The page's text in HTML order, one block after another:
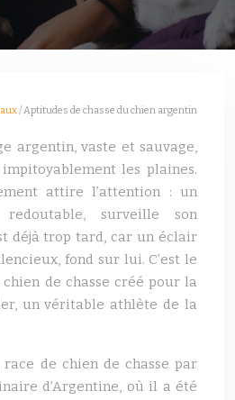
/ Aptitudes de chasse du chien argentin
argentin, vaste et sauvage,
les plaines.
attire l’attention : un
surveille son
déjà trop tard, car un éclair
fond sur lui. C’est le
de chasse créé pour la
un véritable athlète de la
de chien de chasse par
d’Argentine, où il a été